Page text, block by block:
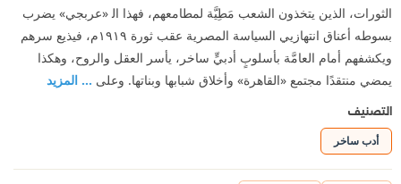
الثورات، الذين يتخذون الشعب مَطِيَّة لمطامعهم، فهذا اﻟ «عربجي» يضرب
بسوطه أعناق انتهازيي السياسة المصرية عقب ثورة ١٩١٩م، فيذيع سرهم
ويكشفهم أمام العامَّة بأسلوبٍ أدبيٍّ ساخر، يأسر العقل والروح، وهكذا
يمضي منتقدًا مجتمع «القاهرة» وأخلاق شبابها وبناتها. وعلى ... المزيد
التصنيف
أدب ساخر